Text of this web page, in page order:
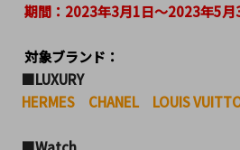
期間：2023年3月1日～2023年5月
対象ブランド：
■LUXURY
HERMES　CHANEL　LOUIS